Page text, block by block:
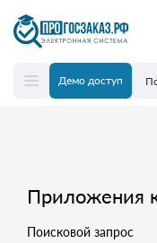
Демо доступ
Приложения
Поисковой запрос